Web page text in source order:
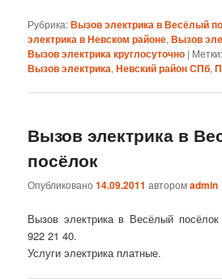
Рубрика:Вызов электрика в Весёлый
электрика в Невском районе,Вызов
Вызов электрика круглосуточно | Метки:
Вызов электрика,Невский район СПб,
Вызов электрика в
посёлок
Опубликовано14.09.2011 авторомadmin
Вызов электрика в Весёлый
922 21 40.
Услуги электрика платные.